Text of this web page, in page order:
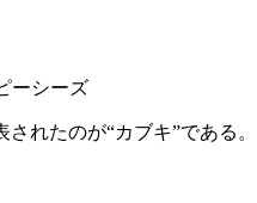
ーシーズ
れたのが“カブキ”であ